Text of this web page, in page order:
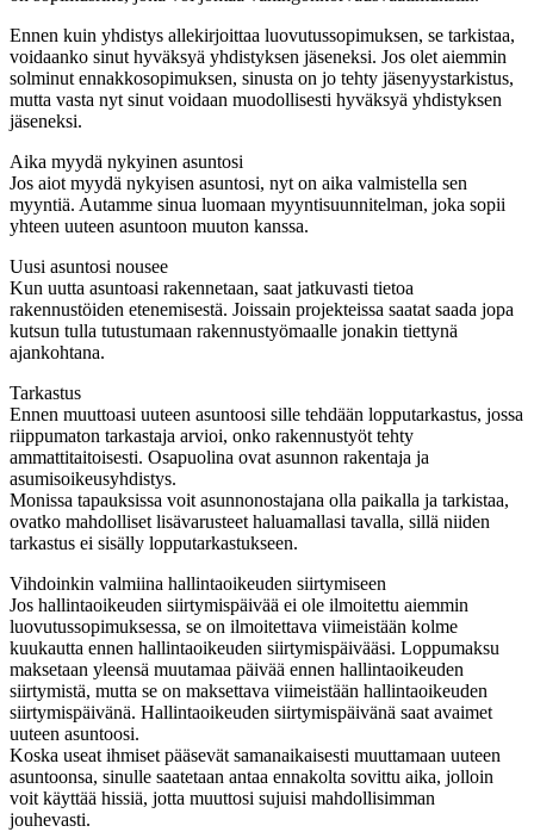
Ennen kuin yhdistys allekirjoittaa luovutussopimuksen, se tarkistaa,
voidaanko sinut hyväksyä yhdistyksen jäseneksi. Jos olet aiemmin
solminut ennakkosopimuksen, sinusta on jo tehty jäsenyystarkistus,
mutta vasta nyt sinut voidaan muodollisesti hyväksyä yhdistyksen
jäseneksi.
Aika myydä nykyinen asuntosi
Jos aiot myydä nykyisen asuntosi, nyt on aika valmistella sen
myyntiä. Autamme sinua luomaan myyntisuunnitelman, joka sopii
yhteen uuteen asuntoon muuton kanssa.
Uusi asuntosi nousee
Kun uutta asuntoasi rakennetaan, saat jatkuvasti tietoa
rakennustöiden etenemisestä. Joissain projekteissa saatat saada jopa
kutsun tulla tutustumaan rakennustyömaalle jonakin tiettynä
ajankohtana.
Tarkastus
Ennen muuttoasi uuteen asuntoosi sille tehdään lopputarkastus, jossa
riippumaton tarkastaja arvioi, onko rakennustyöt tehty
ammattitaitoisesti. Osapuolina ovat asunnon rakentaja ja
asumisoikeusyhdistys.
Monissa tapauksissa voit asunnonostajana olla paikalla ja tarkistaa,
ovatko mahdolliset lisävarusteet haluamallasi tavalla, sillä niiden
tarkastus ei sisälly lopputarkastukseen.
Vihdoinkin valmiina hallintaoikeuden siirtymiseen
Jos hallintaoikeuden siirtymispäivää ei ole ilmoitettu aiemmin
luovutussopimuksessa, se on ilmoitettava viimeistään kolme
kuukautta ennen hallintaoikeuden siirtymispäivääsi. Loppumaksu
maksetaan yleensä muutamaa päivää ennen hallintaoikeuden
siirtymistä, mutta se on maksettava viimeistään hallintaoikeuden
siirtymispäivänä. Hallintaoikeuden siirtymispäivänä saat avaimet
uuteen asuntoosi.
Koska useat ihmiset pääsevät samanaikaisesti muuttamaan uuteen
asuntoonsa, sinulle saatetaan antaa ennakolta sovittu aika, jolloin
voit käyttää hissiä, jotta muuttosi sujuisi mahdollisimman
jouhevasti.